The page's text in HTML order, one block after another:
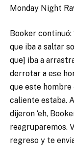
Monday Night
Booker
que iba a saltar
que] iba a
derrotar a ese
que este hombre
caliente estaba.
dijeron ‘eh,
reagruparemos.
regreso y te